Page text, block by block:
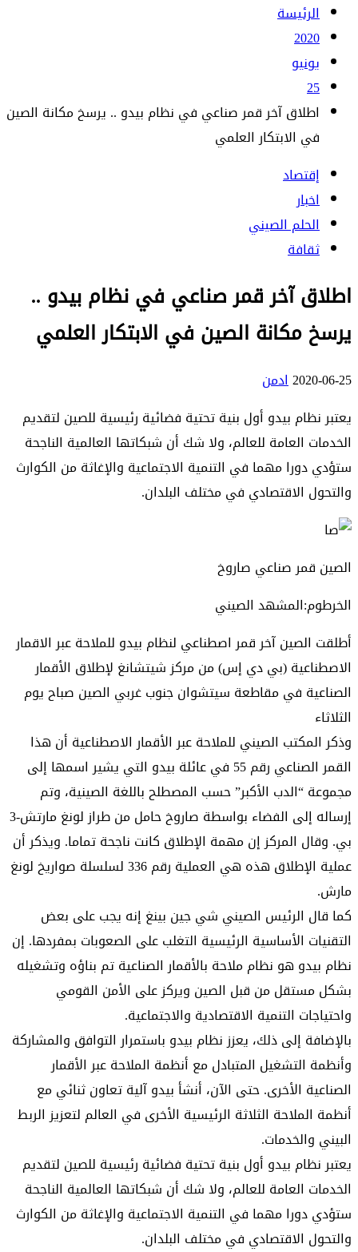
الرئيسة
2020
يونيو
25
اطلاق آخر قمر صناعي في نظام بيدو .. يرسخ مكانة الصين
في الابتكار العلمي
إقتصاد
اخبار
الحلم الصيني
ثقافة
اطلاق آخر قمر صناعي في نظام بيدو ..
يرسخ مكانة الصين في الابتكار العلمي
2020-06-25ادمن
يعتبر نظام بيدو أول بنية تحتية فضائية رئيسية للصين لتقديم
الخدمات العامة للعالم، ولا شك أن شبكاتها العالمية الناجحة
ستؤدي دورا مهما في التنمية الاجتماعية والإغاثة من الكوارث
والتحول الاقتصادي في مختلف البلدان.
الصين قمر صناعي صاروخ
الخرطوم:المشهد الصيني
أطلقت الصين آخر قمر اصطناعي لنظام بيدو للملاحة عبر الاقمار
الاصطناعية (بي دي إس) من مركز شيتشانغ لإطلاق الأقمار
الصناعية في مقاطعة سيتشوان جنوب غربي الصين صباح يوم
الثلاثاء
وذكر المكتب الصيني للملاحة عبر الأقمار الاصطناعية أن هذا
القمر الصناعي رقم 55 في عائلة بيدو التي يشير اسمها إلى
مجموعة “الدب الأكبر” حسب المصطلح باللغة الصينية، وتم
إرساله إلى الفضاء بواسطة صاروخ حامل من طراز لونغ مارتش-3
بي. وقال المركز إن مهمة الإطلاق كانت ناجحة تماما. ويذكر أن
عملية الإطلاق هذه هي العملية رقم 336 لسلسلة صواريخ لونغ
مارش.
كما قال الرئيس الصيني شي جين بينغ إنه يجب على بعض
التقنيات الأساسية الرئيسية التغلب على الصعوبات بمفردها. إن
نظام بيدو هو نظام ملاحة بالأقمار الصناعية تم بناؤه وتشغيله
بشكل مستقل من قبل الصين ويركز على الأمن القومي
واحتياجات التنمية الاقتصادية والاجتماعية.
بالإضافة إلى ذلك، يعزز نظام بيدو باستمرار التوافق والمشاركة
وأنظمة التشغيل المتبادل مع أنظمة الملاحة عبر الأقمار
الصناعية الأخرى. حتى الآن، أنشأ بيدو آلية تعاون ثنائي مع
أنظمة الملاحة الثلاثة الرئيسية الأخرى في العالم لتعزيز الربط
البيني والخدمات.
يعتبر نظام بيدو أول بنية تحتية فضائية رئيسية للصين لتقديم
الخدمات العامة للعالم، ولا شك أن شبكاتها العالمية الناجحة
ستؤدي دورا مهما في التنمية الاجتماعية والإغاثة من الكوارث
والتحول الاقتصادي في مختلف البلدان.